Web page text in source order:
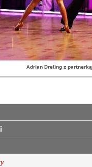
Adrian Dreling z partnerką